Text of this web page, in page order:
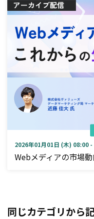
2026年01月01日 (木) 08:00
Webメディアの市場
同じカテゴリから